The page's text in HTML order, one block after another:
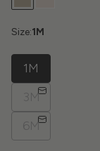
Size:1M
1M
3M
6M